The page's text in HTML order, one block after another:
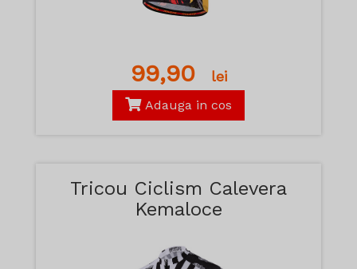
99,90 lei
Adauga in cos
Tricou Ciclism Calevera
Kemaloce